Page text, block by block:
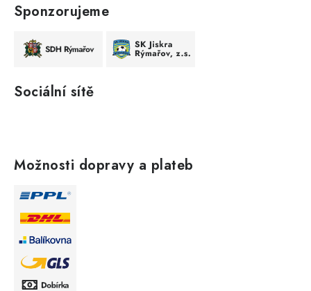
Sponzorujeme
Sociální sítě
Možnosti dopravy a plateb